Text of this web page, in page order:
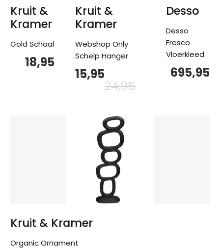
Kruit &
Kramer
Gold Schaal
18,95
Kruit &
Kramer
Webshop Only
Schelp Hanger
24,95
Oorspronkelijke
15,95 Huidige
Desso
Desso
Fresco
Vloerkleed
695,95
Kruit & Kramer
Organic Ornament